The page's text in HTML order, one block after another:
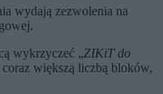
wydają zezwolenia na
wykrzyczeć „ZIKiT do
większą liczbą bloków,